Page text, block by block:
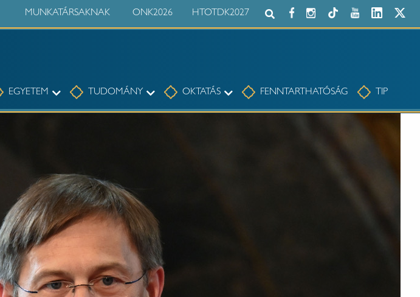
MUNKATÁRSAKNAK ONK2026 HTOTDK2027
EGYETEM EgyetemTUDOMÁNY TudományOKTATÁS OktatásFENNTARTHATÓSÁG TIP